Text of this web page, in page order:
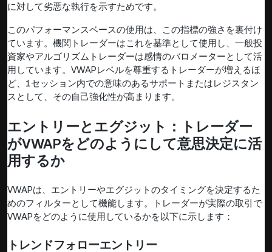
に対して劣悪な執行を示すためです。
このパフォーマンスベースの使用は、この指標の強さを裏付け
ています。機関トレーダーはこれを基準として使用し、一般投
資家やアルゴリズムトレーダーは感情のバロメーターとして活
用しています。VWAPレベルを尊重するトレーダーが増えるほ
ど、1セッション内での意味のあるサポートまたはレジスタン
スとして、その自己強化性が高まります。
エントリーとエグジット：トレーダー
がVWAPをどのようにして意思決定に活
用するか
VWAPは、エントリーやエグジットのタイミングを決定するた
めのフィルターとして機能します。トレーダーが実際の取引で
VWAPをどのように使用しているかを以下に示します：
トレンドフォローエントリー